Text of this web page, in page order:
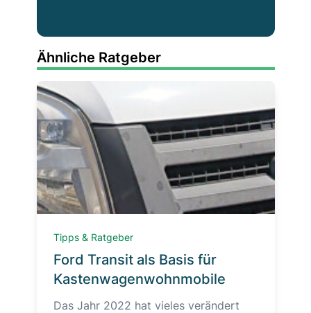
Ähnliche Ratgeber
Tipps & Ratgeber
Ford Transit als Basis für
Kastenwagenwohnmobile
Das Jahr 2022 hat vieles verändert